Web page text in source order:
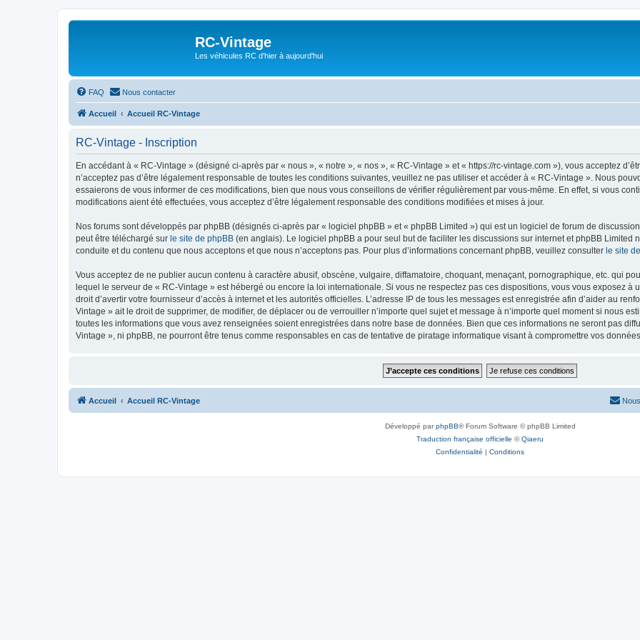
RC-Vintage
Les véhicules RC d'hier à aujourd'hui
FAQ Nous contacter
Accueil Accueil RC-Vintage
RC-Vintage - Inscription
En accédant à « RC-Vintage » (désigné ci-après par « nous », « notre », « nos », « RC-Vintage » et « https://rc-vintage.com »), vous acceptez
n’acceptez pas d’être légalement responsable de toutes les conditions suivantes, veuillez ne pas utiliser et accéder à « RC-Vintage ». Nous
essaierons de vous informer de ces modifications, bien que nous vous conseillons de vérifier régulièrement par vous-même. En effet, si vous
modifications aient été effectuées, vous acceptez d’être légalement responsable des conditions modifiées et mises à jour.
Nos forums sont développés par phpBB (désignés ci-après par « logiciel phpBB » et « phpBB Limited ») qui est un logiciel de forum de
peut être téléchargé sur le site de phpBB (en anglais). Le logiciel phpBB a pour seul but de faciliter les discussions sur internet et phpBB Limited
conduite et du contenu que nous acceptons et que nous n’acceptons pas. Pour plus d’informations concernant phpBB, veuillez consulter le site
Vous acceptez de ne publier aucun contenu à caractère abusif, obscène, vulgaire, diffamatoire, choquant, menaçant, pornographique, etc. qui
lequel le serveur de « RC-Vintage » est hébergé ou encore la loi internationale. Si vous ne respectez pas ces dispositions, vous vous exposez à
droit d’avertir votre fournisseur d’accès à internet et les autorités officielles. L’adresse IP de tous les messages est enregistrée afin d’aider au
Vintage » ait le droit de supprimer, de modifier, de déplacer ou de verrouiller n’importe quel sujet et message à n’importe quel moment si nous
toutes les informations que vous avez renseignées soient enregistrées dans notre base de données. Bien que ces informations ne seront pas
Vintage », ni phpBB, ne pourront être tenus comme responsables en cas de tentative de piratage informatique visant à compromettre vos
Accueil Accueil RC-Vintage
Développé parphpBB® Forum Software © phpBB Limited
Traduction française officielle ©Qiaeru
Confidentialité | Conditions